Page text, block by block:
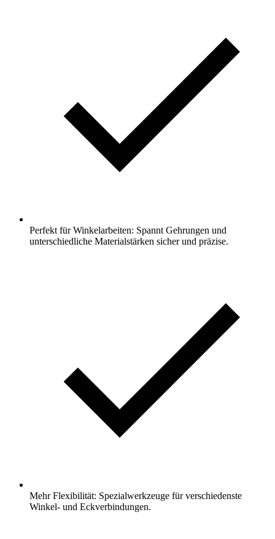
Perfekt für Winkelarbeiten: Spannt Gehrungen und
unterschiedliche Materialstärken sicher und präzise.
Mehr Flexibilität: Spezialwerkzeuge für verschiedenste
Winkel- und Eckverbindungen.